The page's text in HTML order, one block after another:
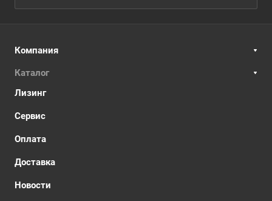
Компания
Каталог
Лизинг
Сервис
Оплата
Доставка
Новости